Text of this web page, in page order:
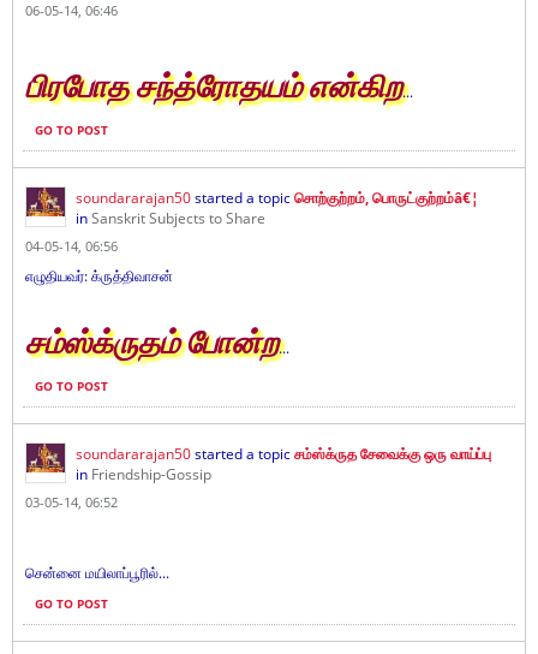
06-05-14, 06:46
பிரபோத சந்த்ரோதயம் என்கிற...
GO TO POST
soundararajan50started a topicசொற்குற்றம், பொருட்குற்றம்â€¦
inSanskrit Subjects to Share
04-05-14, 06:56
எழுதியவர்: க்ருத்திவாசன்
சம்ஸ்க்ருதம் போன்ற...
GO TO POST
soundararajan50started a topicசம்ஸ்க்ருத சேவைக்கு ஒரு வாய்ப்பு
in Friendship-Gossip
03-05-14, 06:52
சென்னை மயிலாப்பூரில்...
GO TO POST